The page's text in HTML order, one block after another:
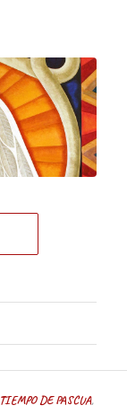
TIEMPO DE PASCUA,